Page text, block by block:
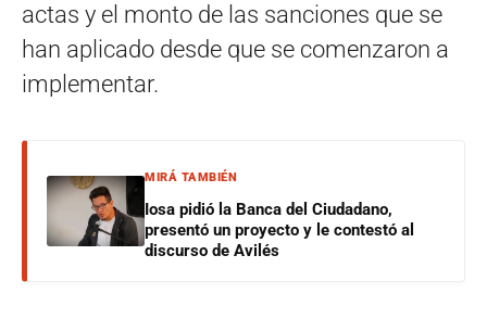
actas y el monto de las sanciones que se
han aplicado desde que se comenzaron a
implementar.
MIRÁ TAMBIÉN
Iosa pidió la Banca del Ciudadano,
presentó un proyecto y le contestó al
discurso de Avilés